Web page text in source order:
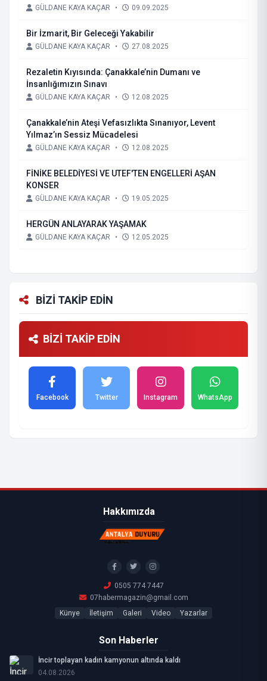
GÜLDANE KAYA KAÇAR • 09.09.2025
Bir İzmarit, Bir Geleceği Yakabilir
GÜLDANE KAYA KAÇAR • 27.08.2025
Rezaletin Kıyısında: Çanakkale’nin Dumanı ve
İnsanlığımızın Sınavı
GÜLDANE KAYA KAÇAR • 12.08.2025
Çanakkale’nin Ateşi Vefasızlıkta Sınanıyor, Levent
Yılmaz’ın Sessiz Mücadelesi
GÜLDANE KAYA KAÇAR • 12.08.2025
FİNİKE BELEDİYESİ VE UTEF'TEN ENGELLERİ AŞAN
KONSER
GÜLDANE KAYA KAÇAR • 19.05.2025
HERGÜN ANLAYARAK YAŞAMAK
GÜLDANE KAYA KAÇAR • 12.05.2025
BİZİ TAKİP EDİN
BİZİ TAKİP EDİN
Facebook Twitter Instagram WhatsApp
Hakkımızda
0505 774 7447
07habermagazin@gmail.com
Künye
İletişim Galeri Video Yazarlar
Son Haberler
İncir toplayan kadın kamyonun altında kaldı
04.08.2026